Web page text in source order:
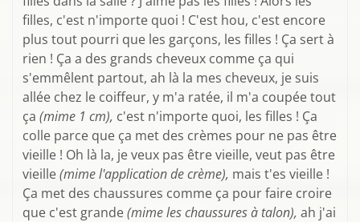
filles, c'est n'importe quoi ! C'est hou, c'est encore
plus tout pourri que les garçons, les filles ! Ça sert à
rien ! Ça a des grands cheveux comme ça qui
s'emmêlent partout, ah là la mes cheveux, je suis
allée chez le coiffeur, y m'a ratée, il m'a coupée tout
ça (mime 1 cm), c'est n'importe quoi, les filles ! Ça
colle parce que ça met des crèmes pour ne pas être
vieille ! Oh là la, je veux pas être vieille, veut pas être
vieille(mime l'application de crème), mais t'es vieille !
Ça met des chaussures comme ça pour faire croire
que c'est grande(mime les chaussures à talon), ah j'ai